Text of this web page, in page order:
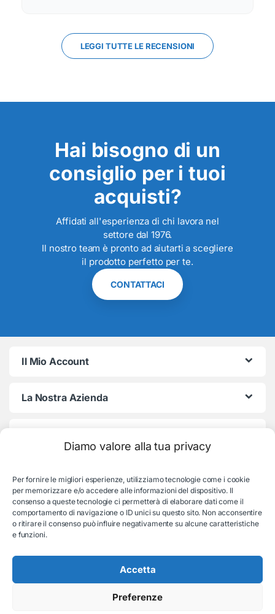
Diamo valore alla tua privacy
Per fornire le migliori esperienze, utilizziamo tecnologie come i cookie
per memorizzare e/o accedere alle informazioni del dispositivo. Il
consenso a queste tecnologie ci permetterà di elaborare dati come il
comportamento di navigazione o ID unici su questo sito. Non acconsentire
o ritirare il consenso può influire negativamente su alcune caratteristiche
e funzioni.
Accetta
Preferenze
LEGGI TUTTE LE RECENSIONI
Hai bisogno di un
consiglio per i tuoi
acquisti?
Affidati all'esperienza di chi lavora nel
settore dal 1976.
Il nostro team è pronto ad aiutarti a scegliere
il prodotto perfetto per te.
CONTATTACI
Il Mio Account
La Nostra Azienda
035-19831192